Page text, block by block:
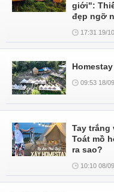
giới":
đẹp ngỡ
17:31 19/
09:53 18/
Tay trắng
Toát mồ
ra sao?
10:10 08/